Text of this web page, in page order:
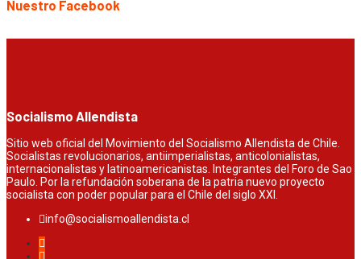
Nuestro Facebook
Socialismo Allendista
Sitio web oficial del Movimiento del Socialismo Allendista de Chile.
Socialistas revolucionarios, antiimperialistas, anticolonialistas,
internacionalistas y latinoamericanistas. Integrantes del Foro de Sao
Paulo. Por la refundación soberana de la patria nuevo proyecto
socialista con poder popular para el Chile del siglo XXI.
info@socialismoallendista.cl